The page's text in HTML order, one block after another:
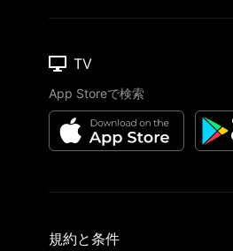
TV
App Storeで検索
規約と条件